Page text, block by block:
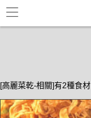
[高麗菜乾-相關]有2種食材